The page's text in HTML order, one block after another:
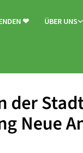
❤ ÜBER UNS
der
Neue